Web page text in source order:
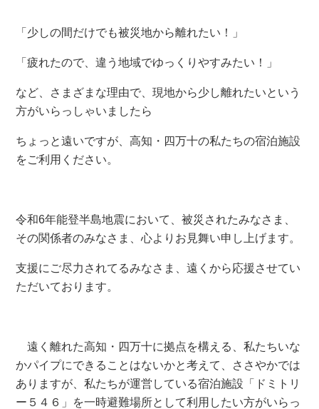
「少しの間だけでも被災地から離れたい！」
「疲れたので、違う地域でゆっくりやすみたい！」
など、さまざまな理由で、現地から少し離れたいという
方がいらっしゃいましたら
ちょっと遠いですが、高知・四万十の私たちの宿泊施設
をご利用ください。
令和6年能登半島地震において、被災されたみなさま、
その関係者のみなさま、心よりお見舞い申し上げます。
支援にご尽力されてるみなさま、遠くから応援させてい
ただいております。
遠く離れた高知・四万十に拠点を構える、私たちいな
かパイプにできることはないかと考えて、ささやかでは
ありますが、私たちが運営している宿泊施設「ドミトリ
ー５４６」を一時避難場所として利用したい方がいらっ